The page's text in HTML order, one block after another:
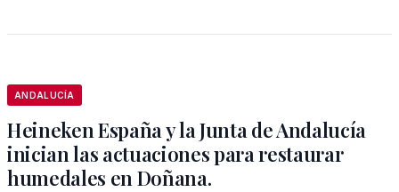
ANDALUCÍA
Heineken España y la Junta de Andalucía
inician las actuaciones para restaurar
humedales en Doñana.